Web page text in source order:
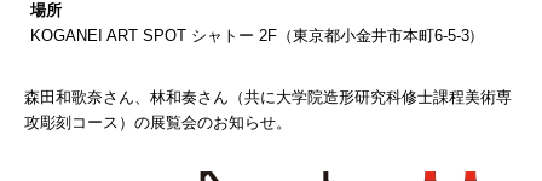
場所
KOGANEI ART SPOT シャトー 2F（東京都小金井市本町6-5-3）
森田和歌奈さん、林和奏さん（共に大学院造形研究科修士課程美術専
攻彫刻コース）の展覧会のお知らせ。